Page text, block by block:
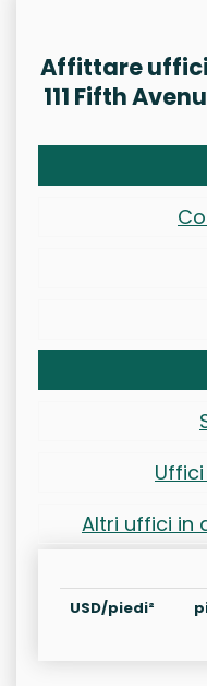
Affittare
111 Fifth
Altri uffici in
USD/piedi²